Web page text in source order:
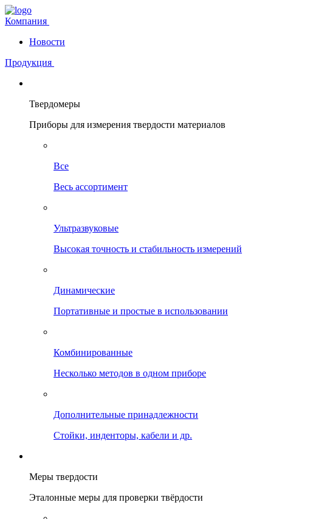
Компания
Новости
Продукция
Твердомеры
Приборы для измерения твердости материалов
Все
Весь ассортимент
Ультразвуковые
Высокая точность и стабильность измерений
Динамические
Портативные и простые в использовании
Комбинированные
Несколько методов в одном приборе
Дополнительные принадлежности
Стойки, инденторы, кабели и др.
Меры твердости
Эталонные меры для проверки твёрдости